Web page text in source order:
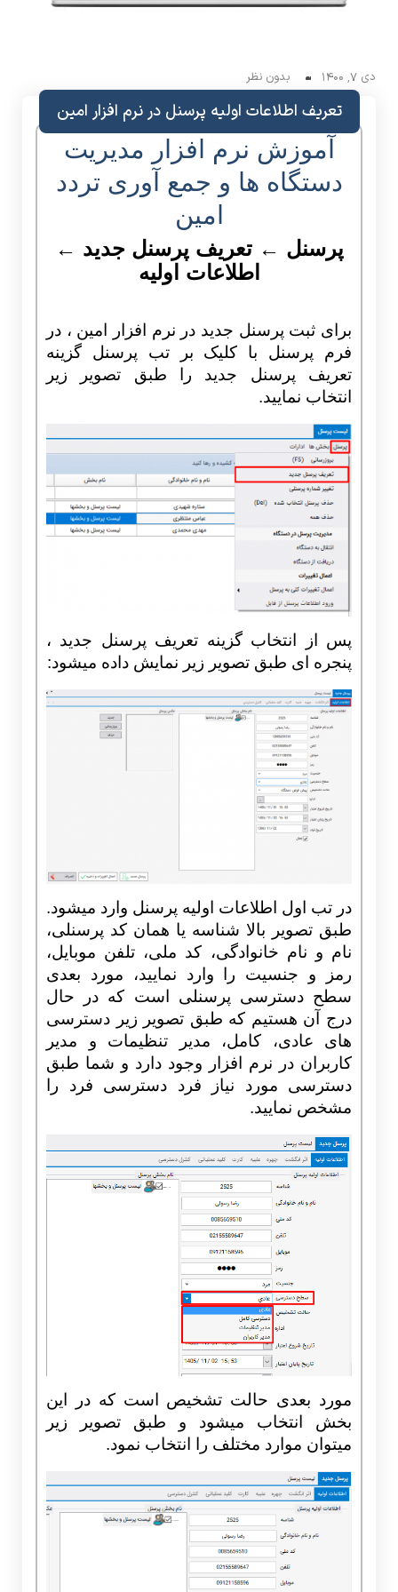
دی 7, 1400 بدون نظر
تعریف اطلاعات اولیه پرسنل در نرم افزار امین
آموزش نرم افزار مدیریت
دستگاه ها و جمع آوری تردد
امین
پرسنل ← تعریف پرسنل جدید ←
اطلاعات اولیه
برای ثبت پرسنل جدید در نرم افزار امین ، در
فرم پرسنل با کلیک بر تب پرسنل گزینه
تعریف پرسنل جدید را طبق تصویر زیر
انتخاب نمایید.
پس از انتخاب گزینه تعریف پرسنل جدید ،
پنجره ای طبق تصویر زیر نمایش داده میشود:
در تب اول اطلاعات اولیه پرسنل وارد میشود.
طبق تصویر بالا شناسه یا همان کد پرسنلی،
نام و نام خانوادگی، کد ملی، تلفن موبایل،
رمز و جنسیت را وارد نمایید، مورد بعدی
سطح دسترسی پرسنلی است که در حال
درج آن هستیم که طبق تصویر زیر دسترسی
های عادی، کامل، مدیر تنظیمات و مدیر
کاربران در نرم افزار وجود دارد و شما طبق
دسترسی مورد نیاز فرد دسترسی فرد را
مشخص نمایید.
مورد بعدی حالت تشخیص است که در این
بخش انتخاب میشود و طبق تصویر زیر
میتوان موارد مختلف را انتخاب نمود.